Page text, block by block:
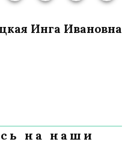
Инга Ивановна
на наши